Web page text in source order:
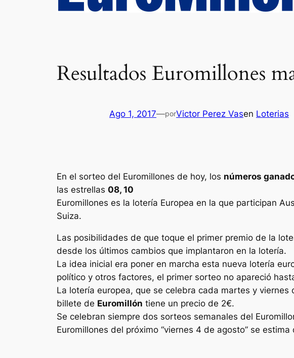
Resultados Euromillones
Ago 1, 2017—porVictor Perez Vasen Loterias
En el sorteo del Euromillones de hoy, los números
las estrellas 08, 10
Euromillones es la lotería Europea en la que participan
Suiza.
Las posibilidades de que toque el primer premio de la
desde los últimos cambios que implantaron en la lotería.
La idea inicial era poner en marcha esta nueva lotería
político y otros factores, el primer sorteo no apareció
La lotería europea, que se celebra cada martes y
billete de Euromillón tiene un precio de 2€.
Se celebran siempre dos sorteos semanales del
Euromillones del próximo “viernes 4 de agosto” se